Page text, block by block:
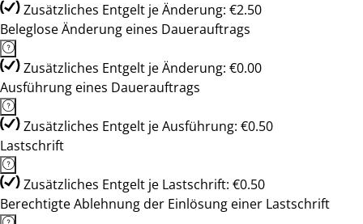
Zusätzliches Entgelt je Änderung: €2.50
Beleglose Änderung eines Dauerauftrags
Zusätzliches Entgelt je Änderung: €0.00
Ausführung eines Dauerauftrags
Zusätzliches Entgelt je Ausführung: €0.50
Lastschrift
Zusätzliches Entgelt je Lastschrift: €0.50
Berechtigte Ablehnung der Einlösung einer Lastschrift